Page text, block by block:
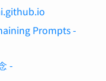
Prompts -
-